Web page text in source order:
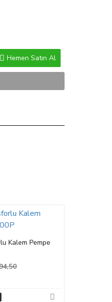
Hemen Satın Al
Kalem Pempe